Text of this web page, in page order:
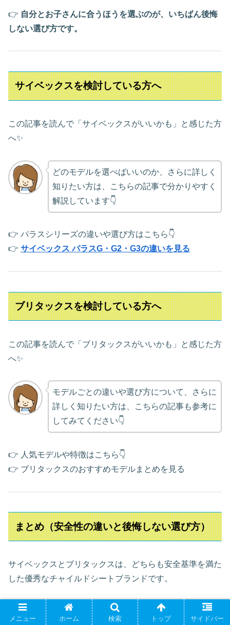
👉 自分とお子さんに合うほうを選ぶのが、いちばん後悔
しない選び方です。
サイベックスを検討している方へ
この記事を読んで「サイベックスがいいかも」と感じた方
へ✨
どのモデルを選べばいいのか、さらに詳しく
知りたい方は、こちらの記事で分かりやすく
解説しています👇
👉 パラスシリーズの違いや選び方はこちら👇
👉 サイベックス パラスG・G2・G3の違いを見る
ブリタックスを検討している方へ
この記事を読んで「ブリタックスがいいかも」と感じた方
へ✨
モデルごとの違いや選び方について、さらに
詳しく知りたい方は、こちらの記事も参考に
してみてください👇
👉 人気モデルや特徴はこちら👇
👉 ブリタックスのおすすめモデルまとめを見る
まとめ（安全性の違いと後悔しない選び方）
サイベックスとブリタックスは、どちらも安全基準を満た
した優秀なチャイルドシートブランドです。
ただし👇
メニュー ホーム 検索 トップ サイドバー